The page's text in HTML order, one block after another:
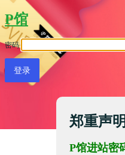
P馆
密码
郑重声明
P馆进站密